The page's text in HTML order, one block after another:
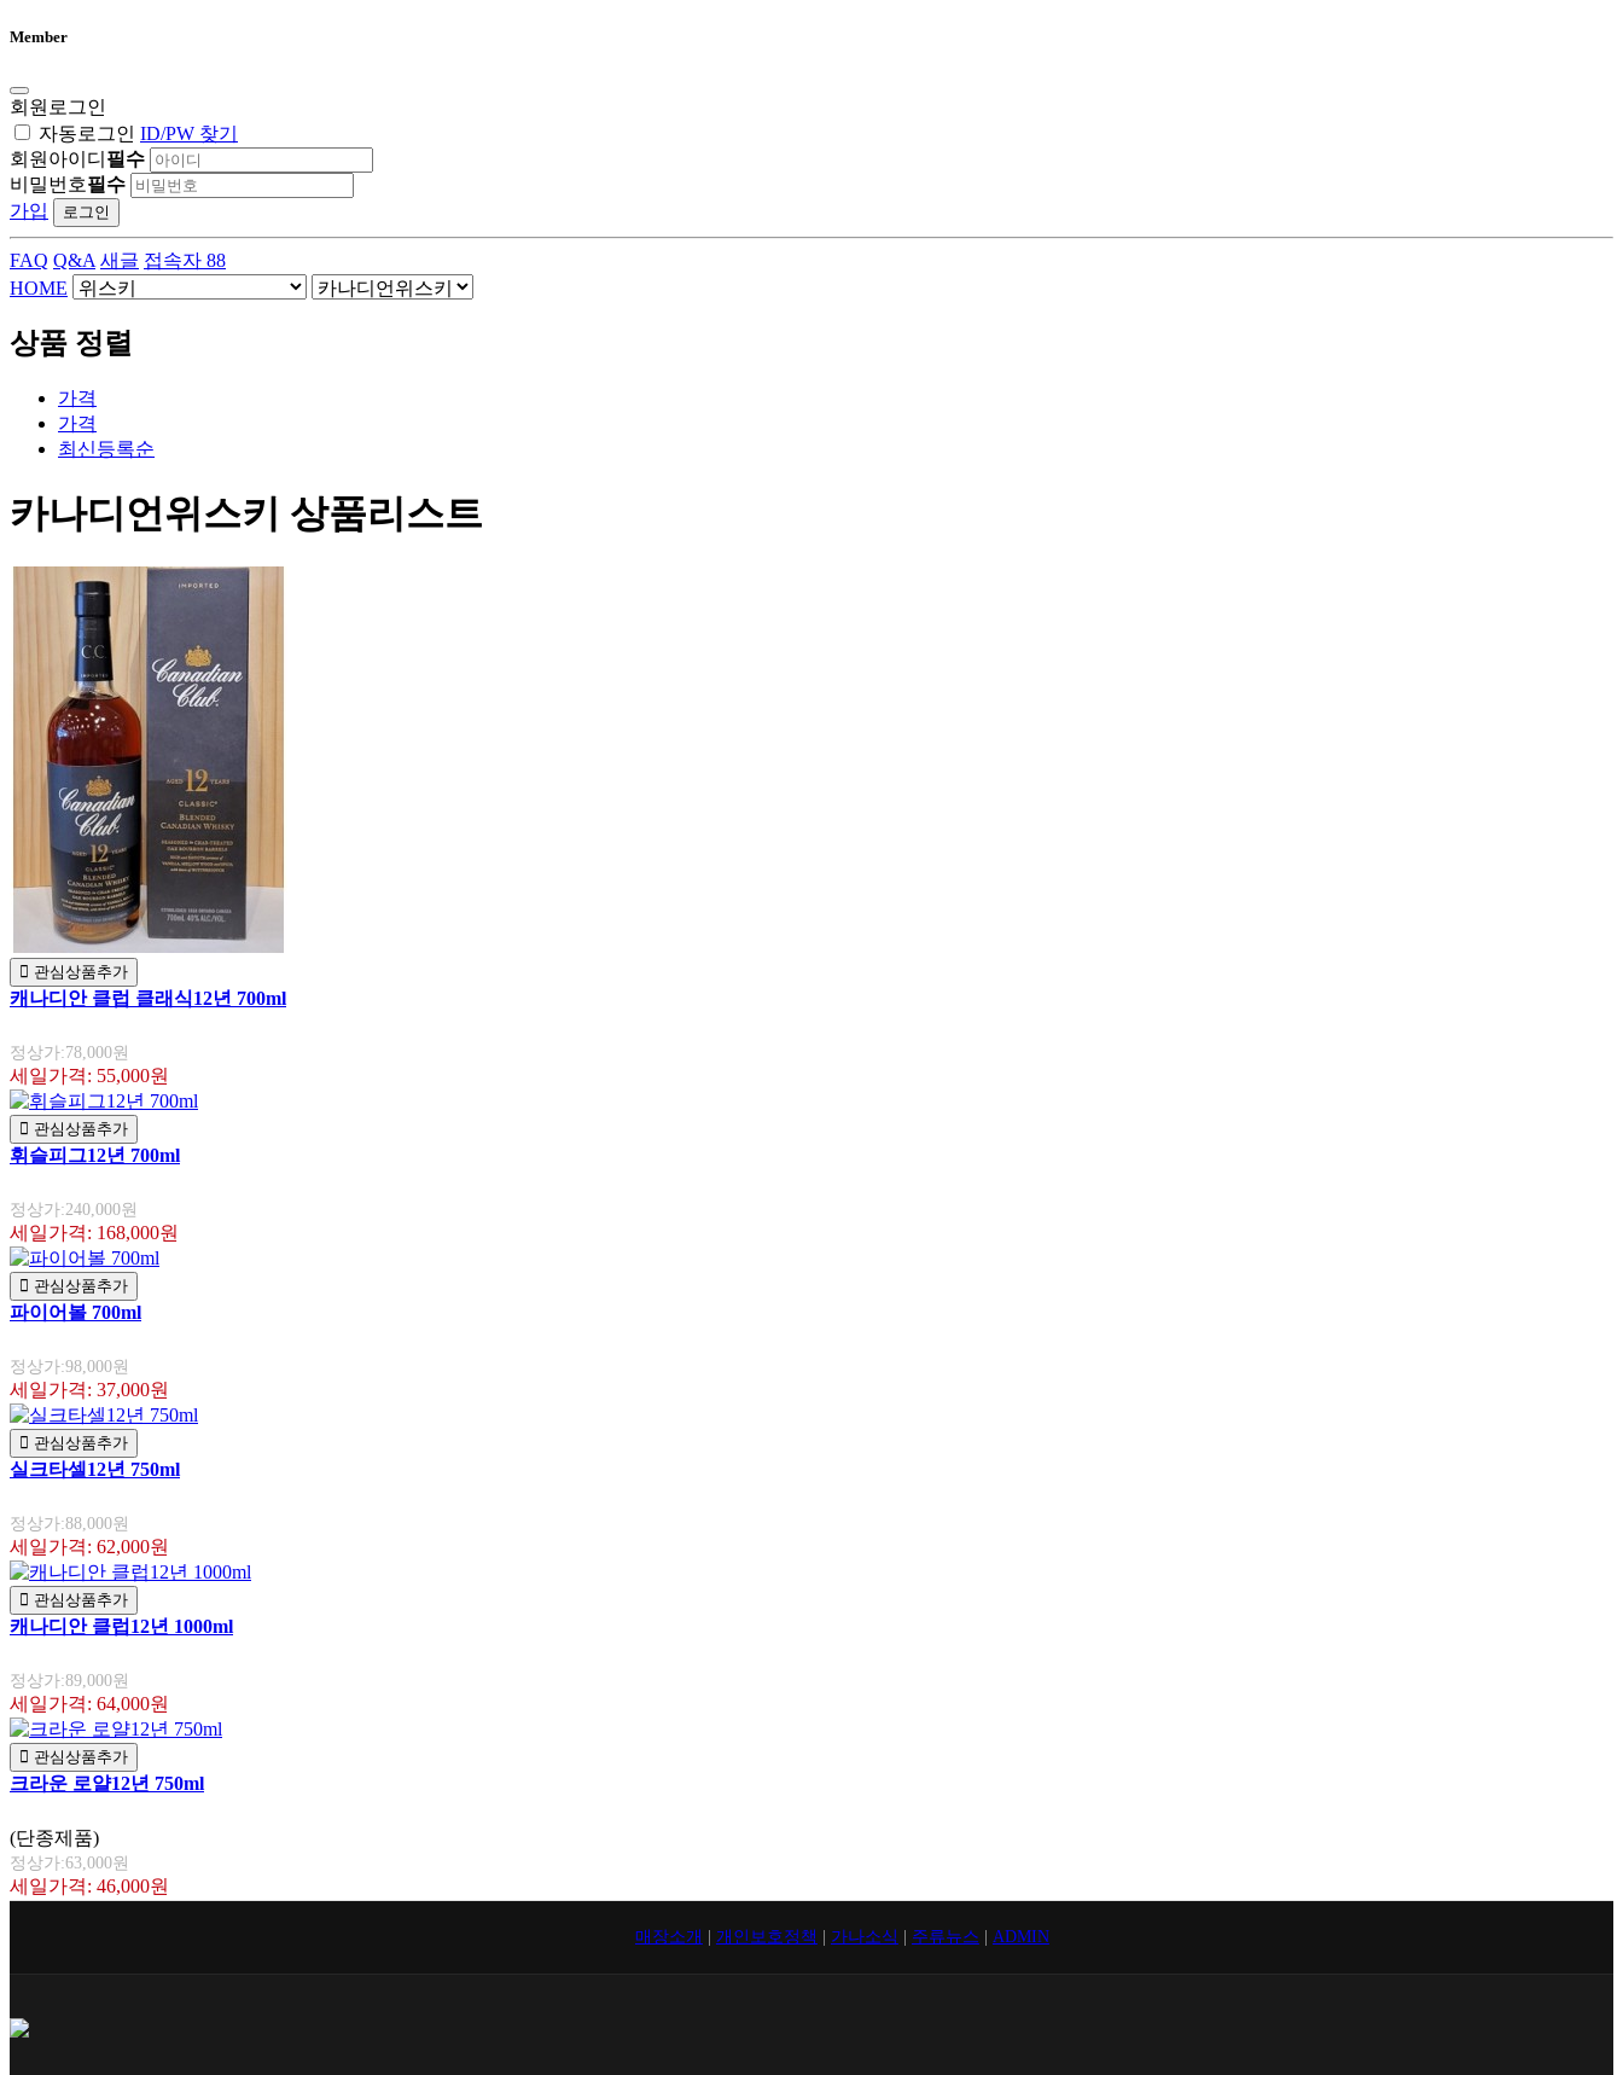
Member
회원로그인
자동로그인 ID/PW 찾기
회원아이디 필수
비밀번호필수
가입
로그인
FAQ Q&A 새글 접속자 88
HOME
상품 정렬
가격
가격
최신등록순
카나디언위스키 상품리스트
관심상품추가
캐나디안 클럽 클래식12년 700ml
정상가:78,000원
세일가격: 55,000원
관심상품추가
휘슬피그12년 700ml
정상가:240,000원
세일가격: 168,000원
관심상품추가
파이어볼 700ml
정상가:98,000원
세일가격: 37,000원
관심상품추가
실크타셀12년 750ml
정상가:88,000원
세일가격: 62,000원
관심상품추가
캐나디안 클럽12년 1000ml
정상가:89,000원
세일가격: 64,000원
관심상품추가
크라운 로얄12년 750ml
(단종제품)
정상가:63,000원
세일가격: 46,000원
매장소개 개인보호정책 가나소식 주류뉴스 ADMIN